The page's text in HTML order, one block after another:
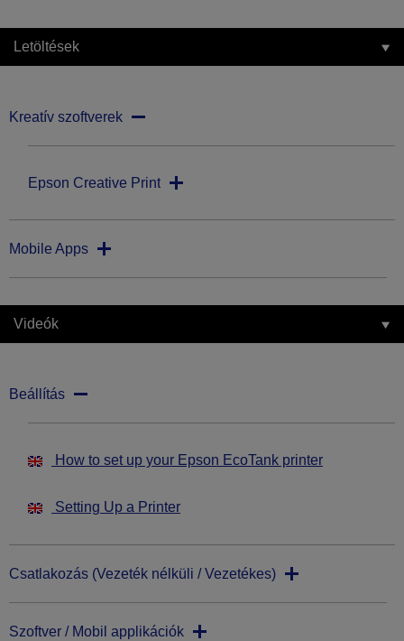
Letöltések
Kreatív szoftverek
Epson Creative Print
Mobile Apps
Videók
Beállítás
How to set up your Epson EcoTank printer
Setting Up a Printer
Csatlakozás (Vezeték nélküli / Vezetékes)
Szoftver / Mobil applikációk